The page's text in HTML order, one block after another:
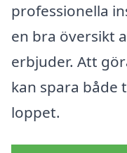
professionella
en bra översikt
erbjuder. Att
kan spara både
loppet.